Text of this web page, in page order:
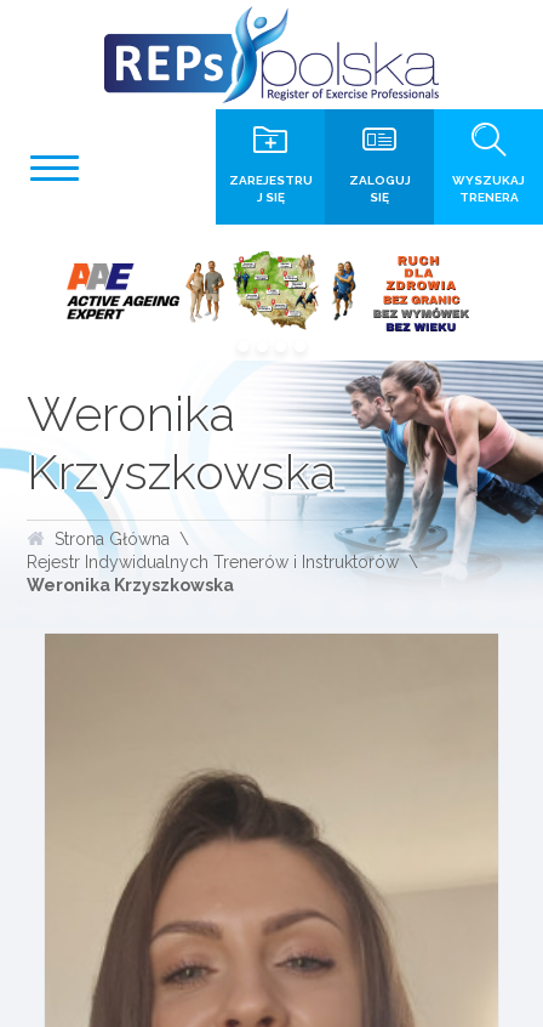
WYSZUKAJ
TRENERA
ZALOGUJ
SIĘ
ZAREJESTRU
J SIĘ
Weronika
Krzyszkowska
Strona Główna
Rejestr Indywidualnych Trenerów i Instruktorów
Weronika Krzyszkowska